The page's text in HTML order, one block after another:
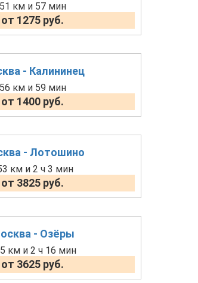
51 км и 57 мин
от 1275 руб.
- Калининец
56 км и 59 мин
от 1400 руб.
- Лотошино
км и 2 ч 3 мин
от 3825 руб.
- Озёры
км и 2 ч 16 мин
от 3625 руб.